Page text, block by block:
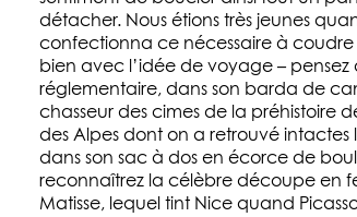
détacher. Nous étions très jeunes
confectionna ce nécessaire à coudre
bien avec l’idée de voyage –
réglementaire, dans son barda de
chasseur des cimes de la préhistoire
des Alpes dont on a retrouvé intactes
dans son sac à dos en écorce de
reconnaîtrez la célèbre découpe en
Matisse, lequel tint Nice quand